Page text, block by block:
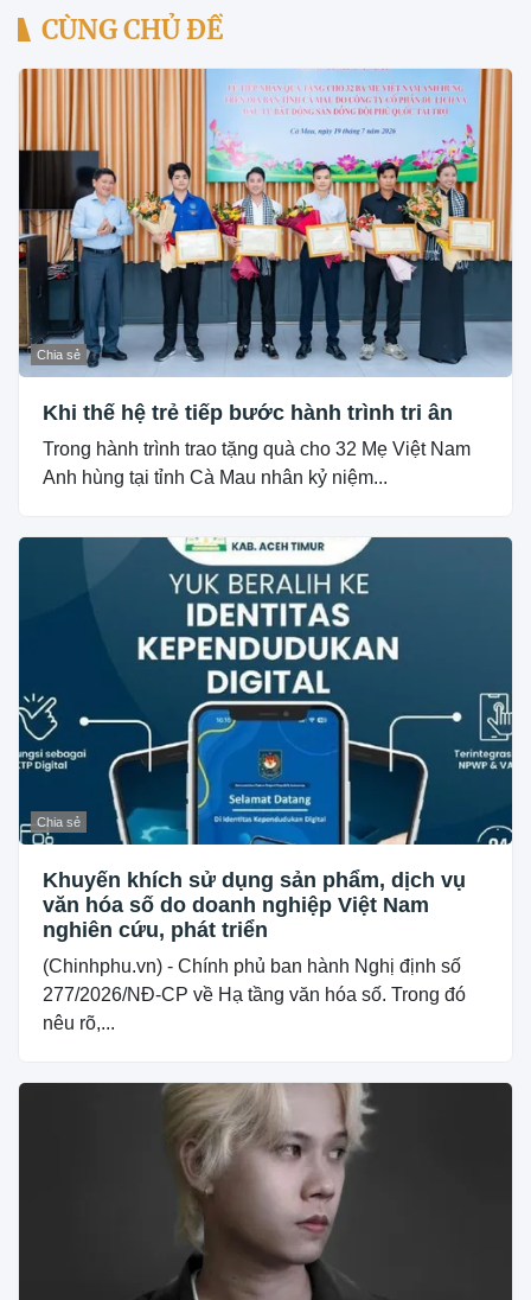
CÙNG CHỦ ĐỀ
Chia sẻ
Khi thế hệ trẻ tiếp bước hành trình tri ân
Trong hành trình trao tặng quà cho 32 Mẹ Việt Nam
Anh hùng tại tỉnh Cà Mau nhân kỷ niệm...
Chia sẻ
Khuyến khích sử dụng sản phẩm, dịch vụ
văn hóa số do doanh nghiệp Việt Nam
nghiên cứu, phát triển
(Chinhphu.vn) - Chính phủ ban hành Nghị định số
277/2026/NĐ-CP về Hạ tầng văn hóa số. Trong đó
nêu rõ,...